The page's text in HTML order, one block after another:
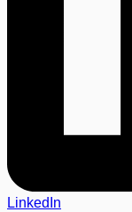
LinkedIn